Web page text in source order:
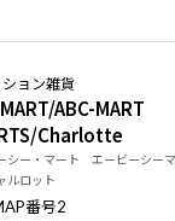
ョン雑貨
ABC-MART
Charlotte
シー・マート エービーシー
ロット
番号2